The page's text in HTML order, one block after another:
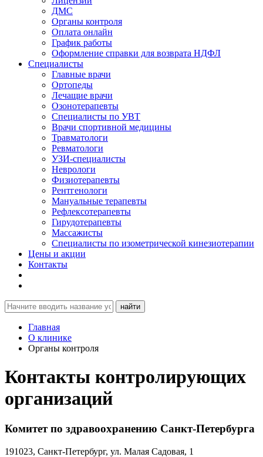
ДМС
Органы контроля
Оплата онлайн
График работы
Оформление справки для возврата НДФЛ
Специалисты
Главные врачи
Ортопеды
Лечащие врачи
Озонотерапевты
Специалисты по УВТ
Врачи спортивной медицины
Травматологи
Ревматологи
УЗИ-специалисты
Неврологи
Физиотерапевты
Рентгенологи
Мануальные терапевты
Рефлексотерапевты
Гирудотерапевты
Массажисты
Специалисты по изометрической кинезиотерапии
Цены и акции
Контакты
найти
Главная
О клинике
Органы контроля
Контакты контролирующих
организаций
Комитет по здравоохранению Санкт-Петербурга
191023, Санкт-Петербург, ул. Малая Садовая, 1